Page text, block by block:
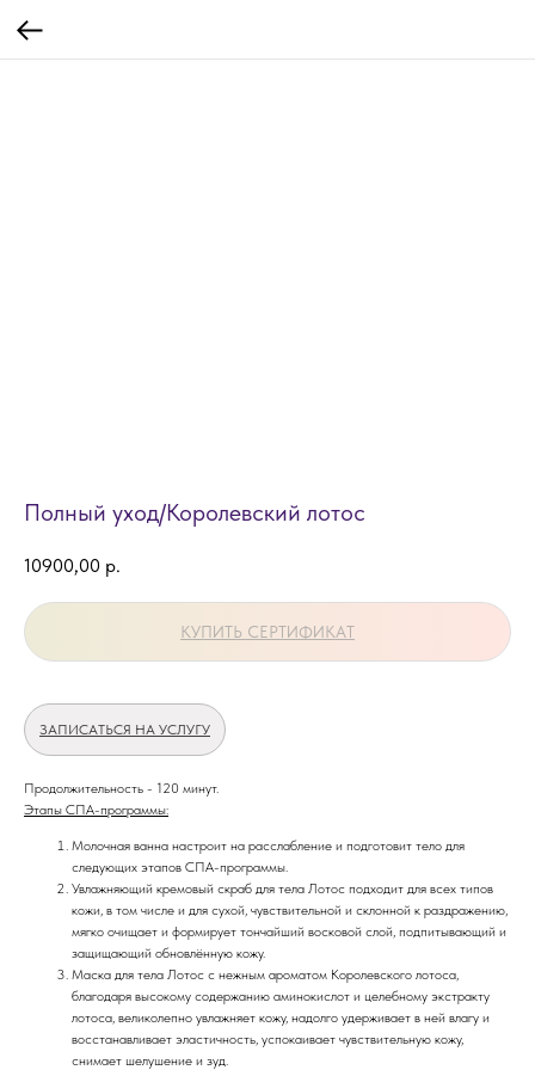
Полный уход/Королевский лотос
10900,00 р.
КУПИТЬ СЕРТИФИКАТ
ЗАПИСАТЬСЯ НА УСЛУГУ
Продолжительность - 120 минут.
Этапы СПА-программы:
Молочная ванна настроит на расслабление и подготовит тело для
следующих этапов СПА-программы.
Увлажняющий кремовый скраб для тела Лотос подходит для всех типов
кожи, в том числе и для сухой, чувствительной и склонной к раздражению,
мягко очищает и формирует тончайший восковой слой, подпитывающий и
защищающий обновлённую кожу.
Маска для тела Лотос с нежным ароматом Королевского лотоса,
благодаря высокому содержанию аминокислот и целебному экстракту
лотоса, великолепно увлажняет кожу, надолго удерживает в ней влагу и
восстанавливает эластичность, успокаивает чувствительную кожу,
снимает шелушение и зуд.